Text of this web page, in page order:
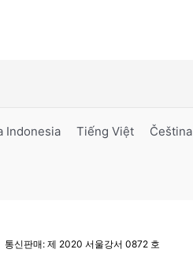
Indonesia Tiếng Việt Čeština
신판매: 제 2020 서울강서 0872 호